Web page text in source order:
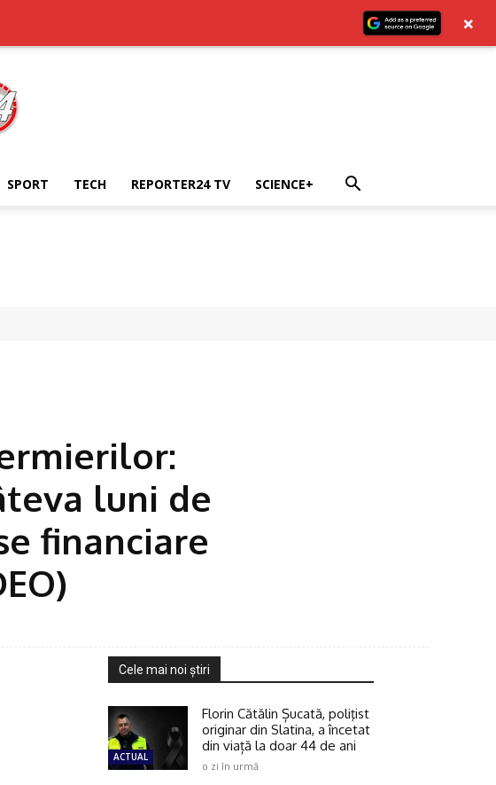
SPORT TECH REPORTER24 TV SCIENCE+
luni de
financiare
Cele mai noi ştiri
ACTUAL
Florin Cătălin Șucată, poliţist
originar din Slatina, a încetat
din viață la doar 44 de ani
o zi în urmă
×